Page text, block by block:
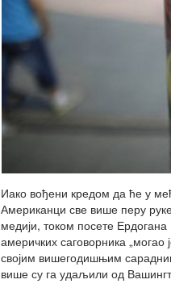
Иако вођени кредом да ће у
Американци све више перу
медији, током посете
америчких саговорника
својим вишегодишњим
више су га удаљили од